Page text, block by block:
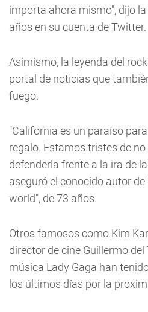
importa ahora mismo", dijo
años en su cuenta de Twitter.
Asimismo, la leyenda del
portal de noticias que
fuego.
"California es un paraíso
regalo. Estamos tristes de
defenderla frente a la ira de
aseguró el conocido autor de
world", de 73 años.
Otros famosos como Kim
director de cine Guillermo
música Lady Gaga han
los últimos días por la